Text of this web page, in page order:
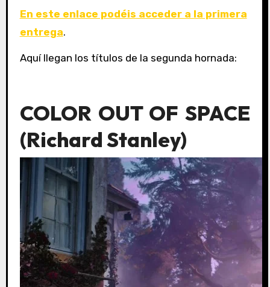
En este enlace podéis acceder a la primera
entrega.
Aquí llegan los títulos de la segunda hornada:
COLOR OUT OF SPACE
(Richard Stanley)